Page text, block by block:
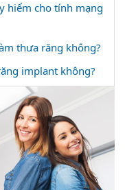
hiểm cho tính mạng
thưa răng không?
implant không?